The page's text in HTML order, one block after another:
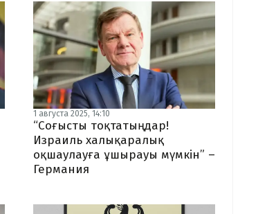
1 августа 2025, 14:10
“Соғысты тоқтатыңдар!
Израиль халықаралық
оқшаулауға ұшырауы мүмкін” –
Германия